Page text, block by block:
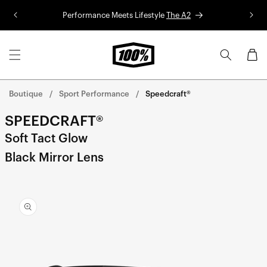
Performance Meets Lifestyle The A2
Panier
Boutique Sport Performance Speedcraft®
SPEEDCRAFT®
Soft Tact Glow
Black Mirror Lens
informations
sur le